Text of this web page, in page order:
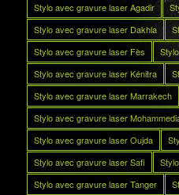
Stylo avec gravure laser Agadir
Stylo avec gravure laser Dakhla
Stylo avec gravure laser Fès
Stylo avec gravure laser Kénitra
Stylo avec gravure laser Marrakech
Stylo avec gravure laser
Stylo avec gravure laser Oujda
Stylo avec gravure laser Safi
Stylo avec gravure laser Tanger